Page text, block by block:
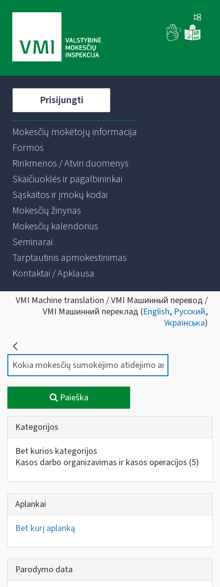
Prisijungti
Mokesčių mokėtojų informacija
Formos
Rinkmenos / Atviri duomenys
Skaičiuoklės ir pagalbininkai
Sąskaitos ir įmokų kodai
Mokesčių žinynas
Mokesčių kalendorius
Seminarai
Tarptautinis apmokestinimas
Kontaktai / Apklausa
VMI Machine translation / VMI Машинный перевод /
VMI Машинний переклад (English, Русский,
Українська)
Paieška
Kategorijos
Bet kurios kategorijos
Kasos darbo organizavimas ir kasos operacijos (5)
Aplankai
Bet kurį aplanką
Parodymo data